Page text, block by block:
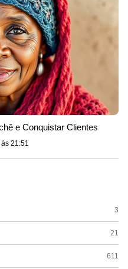
e Conquistar Clientes
21:51
3
21
611